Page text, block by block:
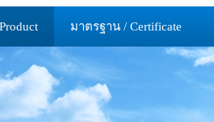
มาตรฐาน / Certificate